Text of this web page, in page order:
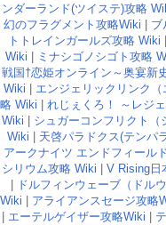
ンダーランド(ツイステ)攻略
幻のフラグメント攻略Wiki
ブ
トトレインガールズ攻略 Wiki
Wiki
ミナシゴノシゴト攻略
戦国†恋姫オンライン～奥宴新
Wiki
エンジェリックリンク
略 Wiki
れじぇくろ！ ～レジ
Wiki
シュガーコンフリクト（
Wiki
天啓パラドクス(テンパ
アークナイツ エンドフィール
シリウム攻略 Wiki
V Rising日
ドルフィンウェーブ（ドル
Wiki
アライアンスセージ攻略
エーテルゲイザー攻略Wiki